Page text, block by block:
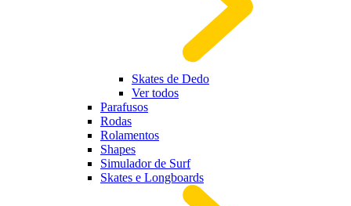
Skates de Dedo
Ver todos
Parafusos
Rodas
Rolamentos
Shapes
Simulador de Surf
Skates e Longboards